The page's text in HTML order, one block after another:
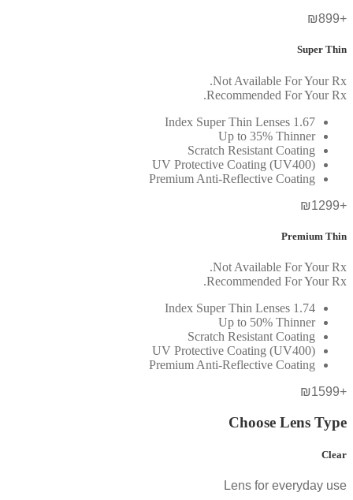
+₪899
Super Thin
Not Available For Your Rx.
Recommended For Your Rx.
1.67 Index Super Thin Lenses
Up to 35% Thinner
Scratch Resistant Coating
UV Protective Coating (UV400)
Premium Anti-Reflective Coating
+₪1299
Premium Thin
Not Available For Your Rx.
Recommended For Your Rx.
1.74 Index Super Thin Lenses
Up to 50% Thinner
Scratch Resistant Coating
UV Protective Coating (UV400)
Premium Anti-Reflective Coating
+₪1599
Choose Lens Type
Clear
Lens for everyday use